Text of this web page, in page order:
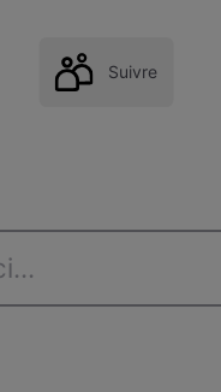
Suivre